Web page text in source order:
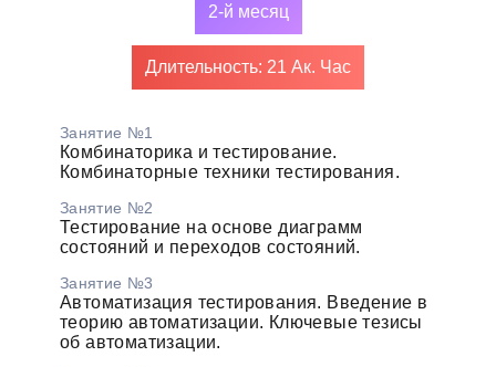
2-й месяц
Длительность: 21 Ак. Час
Занятие №1
Комбинаторика и тестирование.
Комбинаторные техники тестирования.
Занятие №2
Тестирование на основе диаграмм
состояний и переходов состояний.
Занятие №3
Автоматизация тестирования. Введение в
теорию автоматизации. Ключевые тезисы
об автоматизации.